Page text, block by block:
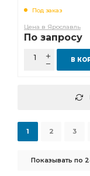
Под заказ
Цена в Ярославль
По запросу
В
Показывать по
1 2 3